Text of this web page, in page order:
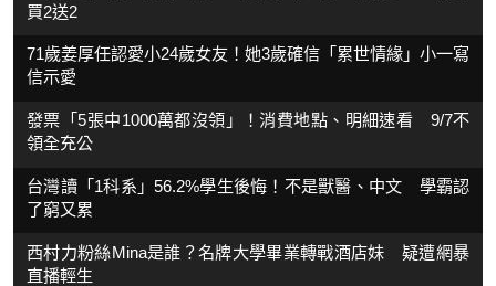
買2送2
71歲姜厚任認愛小24歲女友！她3歲確信「累世情緣」小一寫
信示愛
發票「5張中1000萬都沒領」！消費地點、明細速看 9/7不
領全充公
台灣讀「1科系」56.2%學生後悔！不是獸醫、中文 學霸認
了窮又累
西村力粉絲Mina是誰？名牌大學畢業轉戰酒店妹 疑遭網暴
直播輕生